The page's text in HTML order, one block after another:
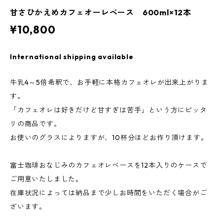
甘さひかえめカフェオーレベース 600ml×12本
¥10,800
International shipping available
牛乳4～5倍希釈で、お手軽に本格カフェオレが出来上がりま
す。
「カフェオレは好きだけど甘すぎは苦手」という方にピッタ
リの商品です。
お使いのグラスによりますが、10杯分ほどお作り頂けます。
富士珈琲おなじみのカフェオレベースを12本入りのケースで
ご用意いたしました。
在庫状況によっては納品まで少しお時間をいただく場合がご
ざいます。